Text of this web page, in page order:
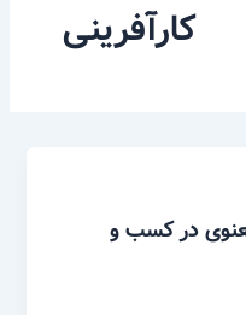
کارآفرینی
در کسب و